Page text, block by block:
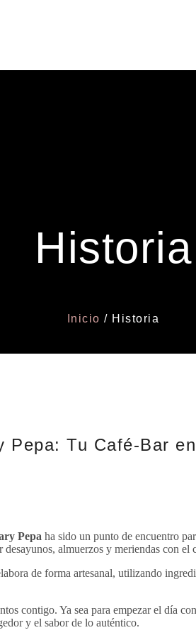
Historia
Inicio / Historia
Pepa: Tu Café-Bar
Pepa ha sido un punto de encuentro
almuerzos y meriendas con
de forma artesanal, utilizando
contigo. Ya sea para empezar el día
y el sabor de lo auténtico.